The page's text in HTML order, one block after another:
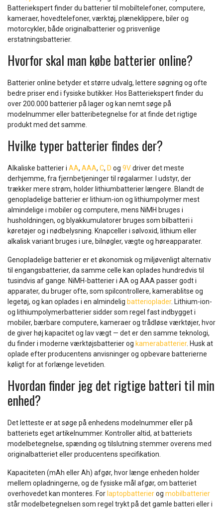
Batteriekspert finder du batterier til mobiltelefoner, computere,
kameraer, hovedtelefoner, værktøj, plæneklippere, biler og
motorcykler, både originalbatterier og prisvenlige
erstatningsbatterier.
Hvorfor skal man købe batterier online?
Batterier online betyder et større udvalg, lettere søgning og ofte
bedre priser end i fysiske butikker. Hos Batteriekspert finder du
over 200.000 batterier på lager og kan nemt søge på
modelnummer eller batteribetegnelse for at finde det rigtige
produkt med det samme.
Hvilke typer batterier findes der?
Alkaliske batterier i AA, AAA, C, D og 9Vdriver det meste
derhjemme, fra fjernbetjeninger til røgalarmer. I udstyr, der
trækker mere strøm, holder lithiumbatterier længere. Blandt de
genopladelige batterier er lithium-ion og lithiumpolymer mest
almindelige i mobiler og computere, mens NiMH bruges i
husholdningen, og blyakkumulatorer bruges som bilbatteri i
køretøjer og i nødbelysning. Knapceller i sølvoxid, lithium eller
alkalisk variant bruges i ure, bilnøgler, vægte og høreapparater.
Genopladelige batterier er et økonomisk og miljøvenligt alternativ
til engangsbatterier, da samme celle kan oplades hundredvis til
tusindvis af gange. NiMH-batterier i AA og AAA passer godt i
apparater, du bruger ofte, som spilcontrollere, kamerablitse og
legetøj, og kan oplades i en almindelig batterioplader. Lithium-ion-
og lithiumpolymerbatterier sidder som regel fast indbygget i
mobiler, bærbare computere, kameraer og trådløse værktøjer, hvor
de giver høj kapacitet og lav vægt — det er den samme teknologi,
du finder i moderne værktøjsbatterier og kamerabatterier. Husk at
oplade efter producentens anvisninger og opbevare batterierne
køligt for at forlænge levetiden.
Hvordan finder jeg det rigtige batteri til min
enhed?
Det letteste er at søge på enhedens modelnummer eller på
batteriets eget artikelnummer. Kontroller altid, at batteriets
modelbetegnelse, spænding og tilslutning stemmer overens med
originalbatteriet eller producentens specifikation.
Kapaciteten (mAh eller Ah) afgør, hvor længe enheden holder
mellem opladningerne, og de fysiske mål afgør, om batteriet
overhovedet kan monteres. For laptopbatterierog mobilbatterier
står modelbetegnelsen som regel trykt på det gamle batteri eller i